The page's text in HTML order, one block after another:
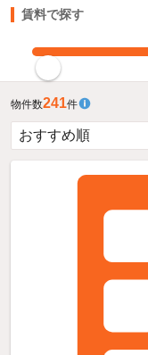
賃料で探す
物件数241件